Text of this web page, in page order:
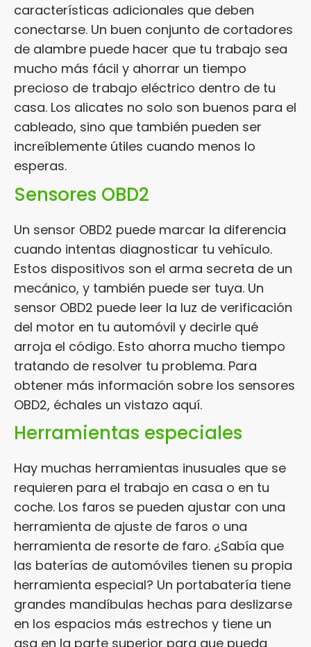
características adicionales que deben
conectarse. Un buen conjunto de cortadores
de alambre puede hacer que tu trabajo sea
mucho más fácil y ahorrar un tiempo
precioso de trabajo eléctrico dentro de tu
casa. Los alicates no solo son buenos para el
cableado, sino que también pueden ser
increíblemente útiles cuando menos lo
esperas.
Sensores OBD2
Un sensor OBD2 puede marcar la diferencia
cuando intentas diagnosticar tu vehículo.
Estos dispositivos son el arma secreta de un
mecánico, y también puede ser tuya. Un
sensor OBD2 puede leer la luz de verificación
del motor en tu automóvil y decirle qué
arroja el código. Esto ahorra mucho tiempo
tratando de resolver tu problema. Para
obtener más información sobre los sensores
OBD2, échales un vistazo aquí.
Herramientas especiales
Hay muchas herramientas inusuales que se
requieren para el trabajo en casa o en tu
coche. Los faros se pueden ajustar con una
herramienta de ajuste de faros o una
herramienta de resorte de faro. ¿Sabía que
las baterías de automóviles tienen su propia
herramienta especial? Un portabatería tiene
grandes mandíbulas hechas para deslizarse
en los espacios más estrechos y tiene un
asa en la parte superior para que pueda